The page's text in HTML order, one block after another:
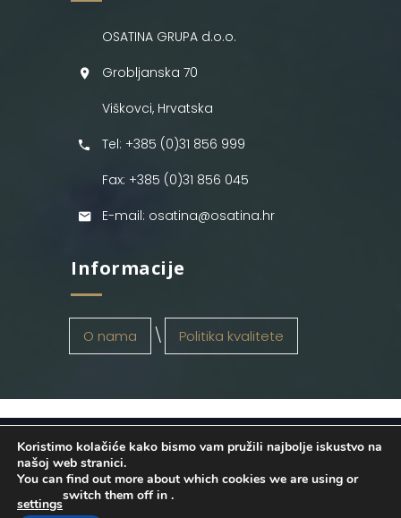
OSATINA GRUPA d.o.o.
Grobljanska 70
Viškovci, Hrvatska
Tel: +385 (0)31 856 999
Fax: +385 (0)31 856 045
E-mail: osatina@osatina.hr
Informacije
O nama Politika kvalitete
OSATINA GRUPA d.o.o. 2026
. Configured
byINFOS Osijek. Sva prava pridržana.
Koristimo kolačiće kako bismo vam pružili najbolje iskustvo na
našoj web stranici.
You can find out more about which cookies we are using or
switch them off in
settings
.